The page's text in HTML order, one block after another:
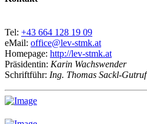
Tel: +43 664 128 19 09
eMail: office@lev-stmk.at
Homepage: http://lev-stmk.at
Präsidentin: Karin Wachswender
Schriftführ: Ing. Thomas Sackl-Gutruf